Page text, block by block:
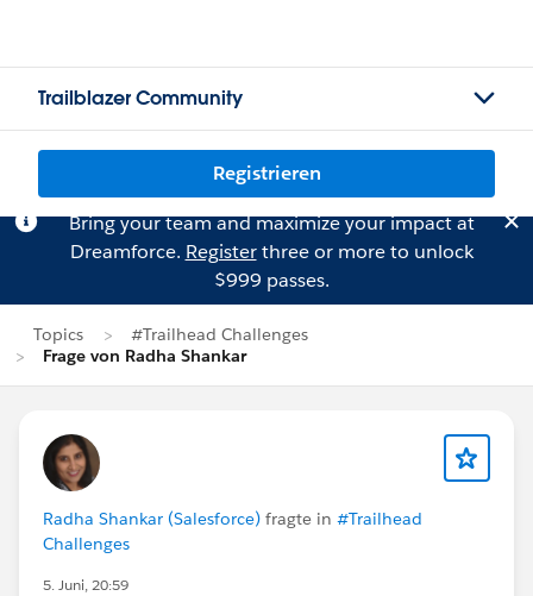
Trailblazer Community
Registrieren
Bring your team and maximize your impact at
Dreamforce. Registerthree or more to unlock
$999 passes.
Topics
#Trailhead Challenges
Frage von Radha Shankar
Radha Shankar (Salesforce) fragte in #Trailhead
Challenges
5. Juni, 20:59